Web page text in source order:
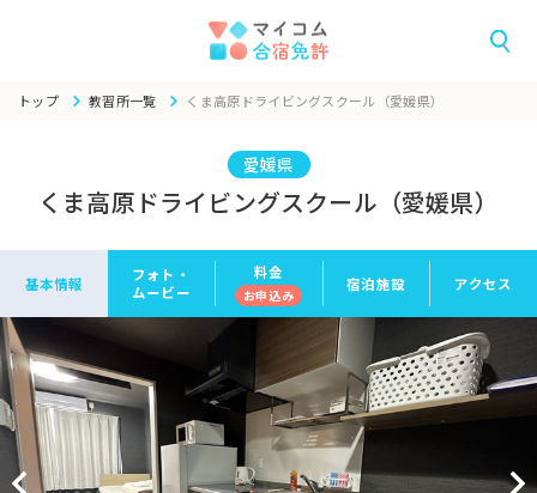
トップ 教習所一覧 くま高原ドライビングスクール（愛媛県）
愛媛県
くま高原ドライビングスクール（愛媛県）
基本情報
フォト・
ムービー
料金
お申込み
宿泊施設 アクセス